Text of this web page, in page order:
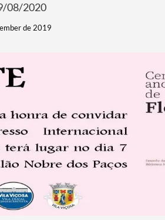
08/2020
de 2019